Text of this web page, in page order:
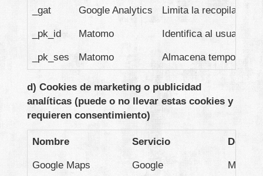
_gat Google Analytics Limita la recopilación
_pk_id Matomo Identifica al usuario
_pk_ses Matomo Almacena
d) Cookies de marketing o publicidad
analíticas (puede o no llevar estas cookies y
requieren consentimiento)
Nombre Servicio
Google Maps Google